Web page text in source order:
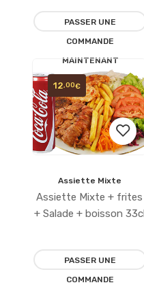
PASSER UNE
COMMANDE
MAINTENANT
à la
Assiette Mixte
Assiette Mixte + frites
+ Salade + boisson 33cl
12 ,00€
PASSER UNE
COMMANDE